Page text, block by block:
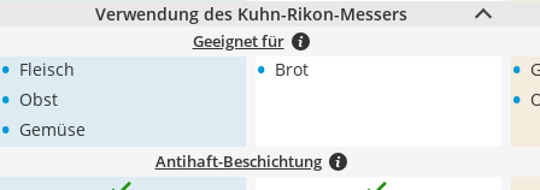
Verwendung des Kuhn-Rikon-Messers
Geeignet für
• Fleisch
• Obst
• Gemüse
• Brot •
•
Antihaft-Beschichtung